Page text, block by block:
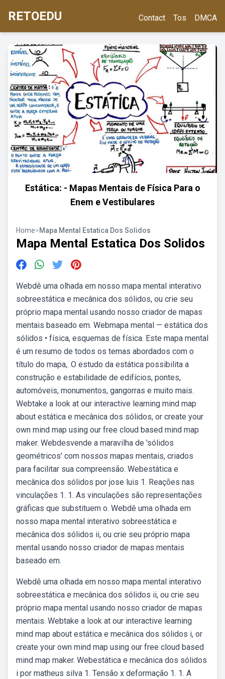
RETOEDU Contact Tos DMCA
Estática: - Mapas Mentais de Física Para o
Enem e Vestibulares
Home>Mapa Mental Estatica Dos Solidos
Mapa Mental Estatica Dos Solidos
Webdê uma olhada em nosso mapa mental interativo
sobreestática e mecânica dos sólidos, ou crie seu
próprio mapa mental usando nosso criador de mapas
mentais baseado em. Webmapa mental — estática dos
sólidos • física, esquemas de física. Este mapa mental
é um resumo de todos os temas abordados com o
título do mapa,. O estudo da estática possibilita a
construção e estabilidade de edifícios, pontes,
automóveis, monumentos, gangorras e muito mais.
Webtake a look at our interactive learning mind map
about estática e mecânica dos sólidos, or create your
own mind map using our free cloud based mind map
maker. Webdesvende a maravilha de 'sólidos
geométricos' com nossos mapas mentais, criados
para facilitar sua compreensão. Webestática e
mecânica dos sólidos por jose luis 1. Reações nas
vinculações 1. 1. As vinculações são representações
gráficas que substituem o. Webdê uma olhada em
nosso mapa mental interativo sobreestática e
mecânica dos sólidos ii, ou crie seu próprio mapa
mental usando nosso criador de mapas mentais
baseado em.
Webdê uma olhada em nosso mapa mental interativo
sobreestática e mecânica dos sólidos ii, ou crie seu
próprio mapa mental usando nosso criador de mapas
mentais. Webtake a look at our interactive learning
mind map about estática e mecânica dos sólidos i, or
create your own mind map using our free cloud based
mind map maker. Webestática e mecânica dos sólidos
i por matheus silva 1. Tensão x deformação 1. 1. A